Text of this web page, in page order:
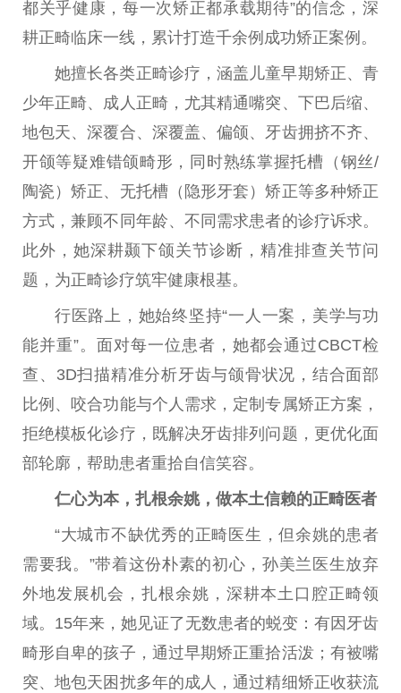
都关乎健康，每一次矫正都承载期待”的信念，深
耕正畸临床一线，累计打造千余例成功矫正案例。
她擅长各类正畸诊疗，涵盖儿童早期矫正、青
少年正畸、 成人 正畸，尤其精通嘴突、下巴后缩、
地包天、深覆合、深覆盖、偏颌、牙齿拥挤不齐、
开颌等疑难错颌畸形，同时熟练掌握托槽（钢丝/
陶瓷）矫正、无托槽（隐形牙套）矫正等多种矫正
方式，兼顾不同年龄、不同需求患者的诊疗诉求。
此外，她深耕颞下颌关节诊断，精准排查关节问
题，为正畸诊疗筑牢健康根基。
行医路上，她始终坚持“一人一案，美学与功
能并重”。面对每一位患者，她都会通过CBCT检
查、3D扫描精准分析牙齿与颌骨状况，结合面部
比例、咬合功能与个人需求，定制专属矫正方案，
拒绝模板化诊疗，既解决牙齿排列问题，更优化面
部轮廓，帮助患者重拾自信笑容。
仁心为本，扎根余姚，做本土信赖的正畸医者
“大城市不缺优秀的正畸医生，但余姚的患者
需要我。”带着这份朴素的初心 ，孙美兰医生放弃
外地发展机会，扎根余姚，深耕本土口腔正畸领
域。15年来，她见证了无数患者的蜕变：有因牙齿
畸形自卑的孩子，通过早期矫正重拾活泼；有被嘴
突、地包天困扰多年的成人 ，通过精细矫正收获流